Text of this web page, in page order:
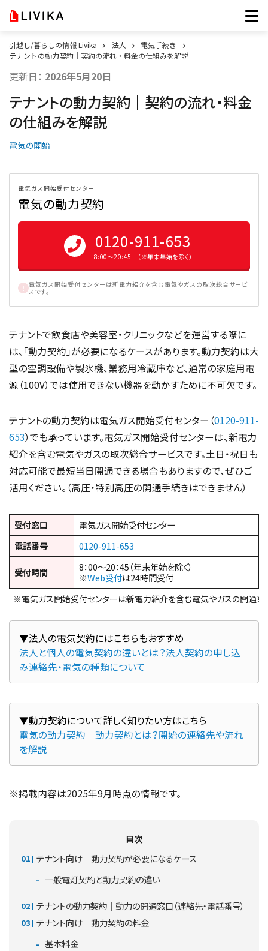
引越し/暮らしの情報 Livika 法人
電気手続き
テナントの動力契約｜契約の流れ・料金の仕組みを解説
更新日： 2026年5月20日
テナントの動力契約｜契約の流れ・料金
の仕組みを解説
電気の開始
電気ガス開始受付センター
電気の動力契約
0120-911-653
8:00〜20:45 （※年末年始を除く）
電気ガス開始受付センターは新電力紹介を含む電気やガスの取次総合サービ
スです。
テナントで飲食店や美容室・クリニックなどを運営する際に
は、「動力契約」が必要になるケースがあります。動力契約は大
型の空調設備や製氷機、業務用冷蔵庫など、通常の家庭用電
源（100V）では使用できない機器を動かすために不可欠です。
テナントの動力契約は電気ガス開始受付センター（0120-911-
653）でも承っています。電気ガス開始受付センターは、新電力
紹介を含む電気やガスの取次総合サービスです。土日・祝日も
対応可能で最短当日開通できる場合もありますので、ぜひご
活用ください。（高圧・特別高圧の開通手続きはできません）
受付窓口
電気ガス開始受付センター
電話番号
0120-911-653
受付時間
8：00～20：45（年末年始を除く）
※Web受付は24時間受付
※電気ガス開始受付センターは新電力紹介を含む電気やガスの開通専
法人と個人の電気契約の違いとは？法人契約の申し込
み連絡先・電気の種類について
電気の動力契約｜動力契約とは？開始の連絡先や流れ
を解説
※掲載内容は2025年9月時点の情報です。
目次
テナント向け｜動力契約が必要になるケース
一般電灯契約と動力契約の違い
テナントの動力契約｜動力の開通窓口（連絡先・電話番号）
テナント向け｜動力契約の料金
基本料金